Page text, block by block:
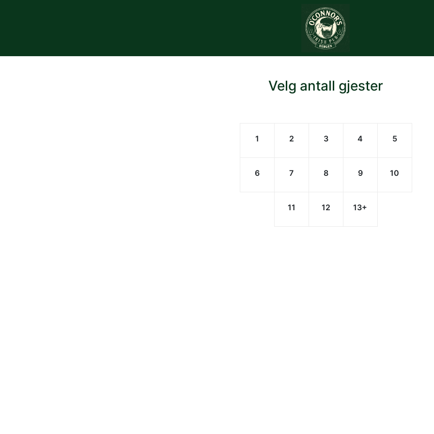
Velg antall gjester
1 2 3 4 5
6 7 8 9 10
11 12 13+